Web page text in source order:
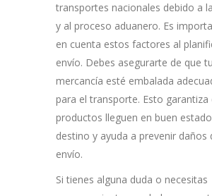
transportes nacionales debido a
y al proceso aduanero. Es
en cuenta estos factores al
envío. Debes asegurarte de que tu
mercancía esté embalada
para el transporte. Esto garantiza
productos lleguen en buen
destino y ayuda a prevenir daños
envío.
Si tienes alguna duda o necesitas